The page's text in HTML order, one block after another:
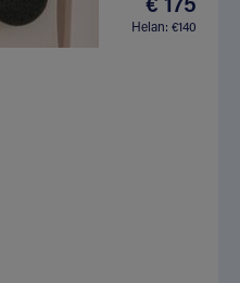
Helan: €140